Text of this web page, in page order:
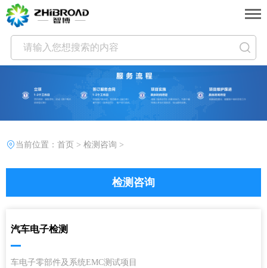
当前位置： 首页 > 检测咨询 >
检测咨询
汽车电子检测
车电子零部件及系统EMC测试项目